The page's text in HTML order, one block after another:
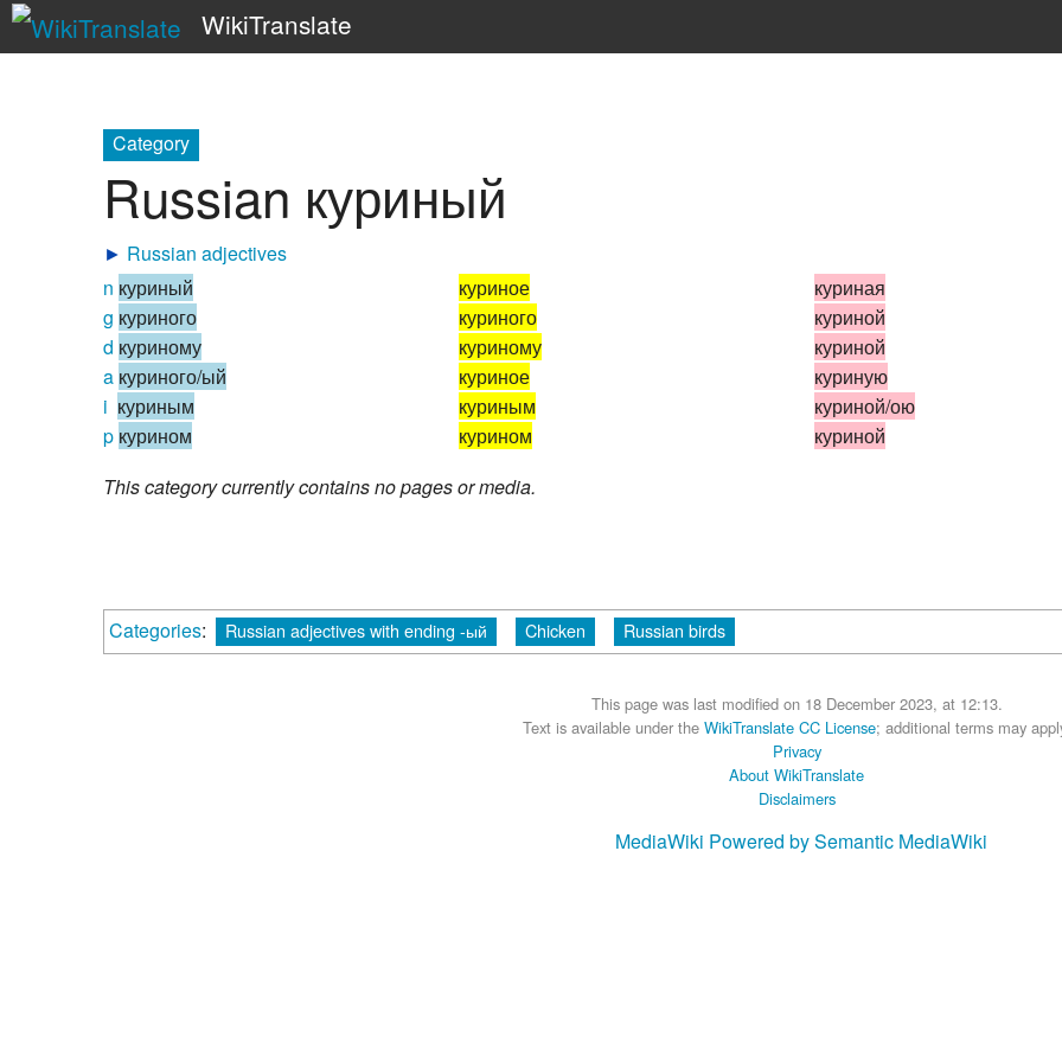
WikiTranslate
Category
Russian куриный
► Russian adjectives
n куриный
g куриного
d куриному
a куриного/ый
i куриным
p курином
куриное
куриного
куриному
куриное
куриным
курином
куриная
куриной
куриной
куриную
куриной/ою
куриной
This category currently contains no pages or media.
Categories: Russian adjectives with ending -ый Chicken Russian birds
This page was last modified on 18 December 2023, at 12:13.
Text is available under the WikiTranslate CC License; additional terms may
Privacy
About WikiTranslate
Disclaimers
MediaWiki Powered by Semantic MediaWiki